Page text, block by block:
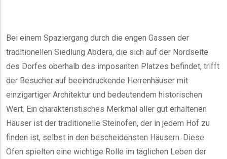
Bei einem Spaziergang durch die engen Gassen der
traditionellen Siedlung Abdera, die sich auf der Nordseite
des Dorfes oberhalb des imposanten Platzes befindet, trifft
der Besucher auf beeindruckende Herrenhäuser mit
einzigartiger Architektur und bedeutendem historischen
Wert. Ein charakteristisches Merkmal aller gut erhaltenen
Häuser ist der traditionelle Steinofen, der in jedem Hof zu
finden ist, selbst in den bescheidensten Häusern. Diese
Öfen spielten eine wichtige Rolle im täglichen Leben der